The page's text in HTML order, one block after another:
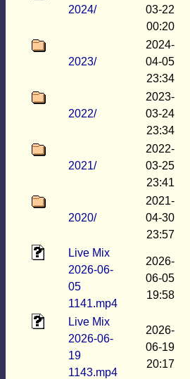
2024/
03-22
00:20
2023/
2024-
04-05
23:34
2022/
2023-
03-24
23:34
2021/
2022-
03-25
23:41
2020/
2021-
04-30
23:57
Live Mix
2026-06-
05
1141.mp4
2026-
06-05
19:58
Live Mix
2026-06-
19
1143.mp4
2026-
06-19
20:17